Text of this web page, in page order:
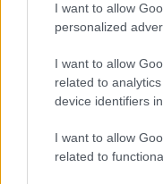
I want to allow
personalized
I want to allow
related to
device identifiers
I want to allow
related to
Elektronikus
Nagy Öregek